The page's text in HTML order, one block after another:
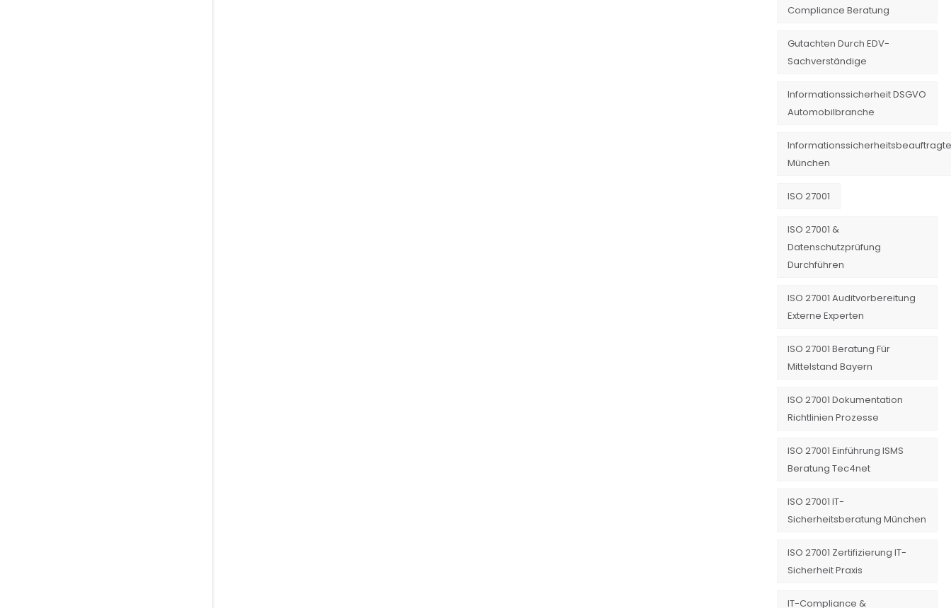
Compliance Beratung
Gutachten Durch EDV-
Sachverständige
Informationssicherheit DSGVO
Automobilbranche
München
ISO 27001
ISO 27001 &
Datenschutzprüfung
Durchführen
ISO 27001 Auditvorbereitung
Externe Experten
ISO 27001 Beratung Für
Mittelstand Bayern
ISO 27001 Dokumentation
Richtlinien Prozesse
ISO 27001 Einführung ISMS
Beratung Tec4net
ISO 27001 IT-
Sicherheitsberatung München
ISO 27001 Zertifizierung IT-
Sicherheit Praxis
IT-Compliance &